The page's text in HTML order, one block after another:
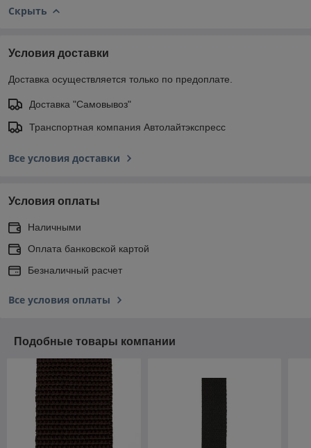
Скрыть
Условия доставки
Доставка осуществляется только по предоплате.
Доставка "Самовывоз"
Транспортная компания Автолайтэкспресс
Все условия доставки
Условия оплаты
Наличными
Оплата банковской картой
Безналичный расчет
Все условия оплаты
Подобные товары компании